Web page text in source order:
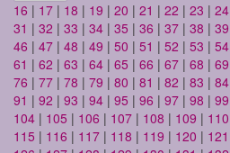
16 | 17 | 18 | 19 | 20 | 21 | 22 | 23 | 24
31 | 32 | 33 | 34 | 35 | 36 | 37 | 38 | 39
46 | 47 | 48 | 49 | 50 | 51 | 52 | 53 | 54
61 | 62 | 63 | 64 | 65 | 66 | 67 | 68 | 69
76 | 77 | 78 | 79 | 80 | 81 | 82 | 83 | 84
91 | 92 | 93 | 94 | 95 | 96 | 97 | 98 | 99
104 | 105 | 106 | 107 | 108 | 109 | 110
115 | 116 | 117 | 118 | 119 | 120 | 121